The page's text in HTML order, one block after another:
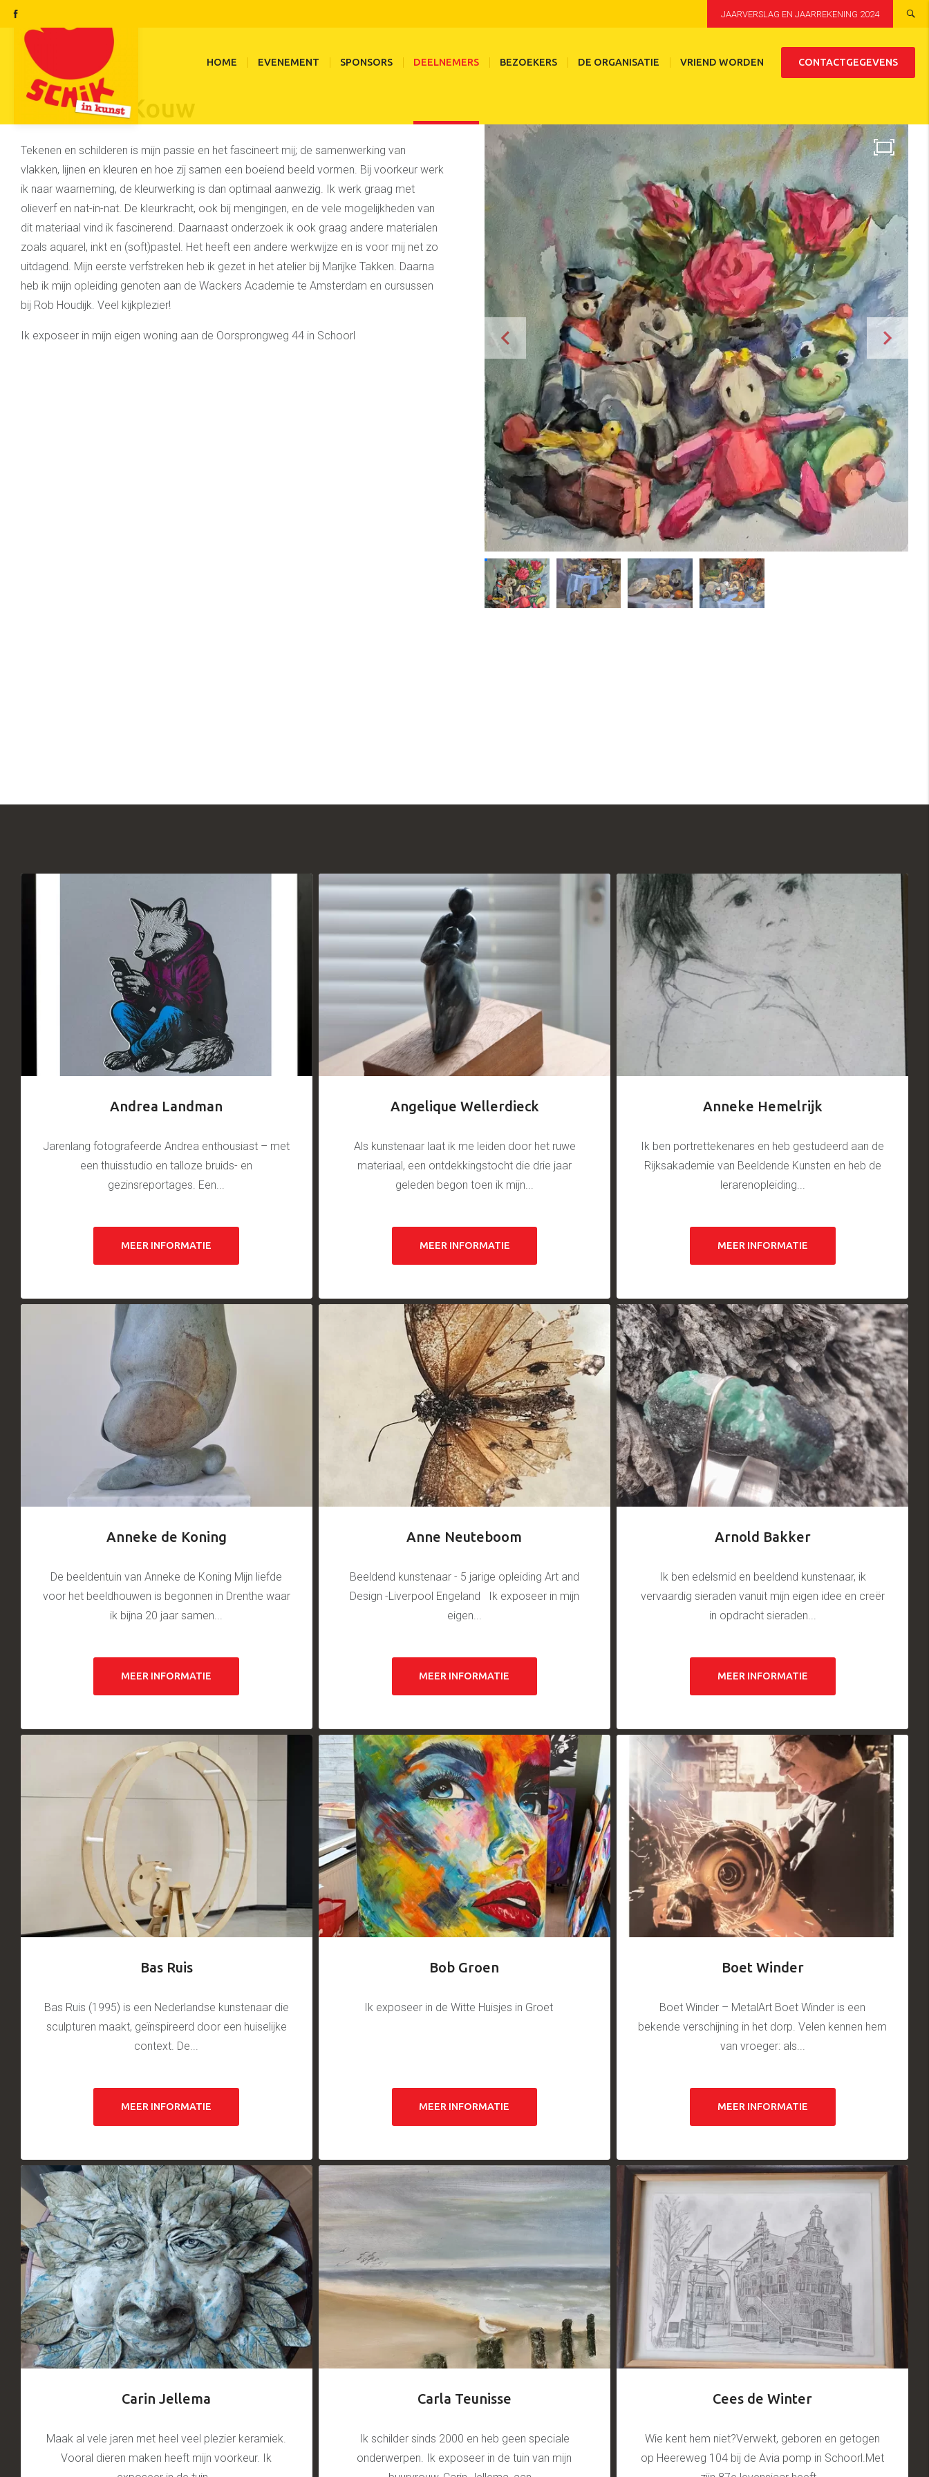
JAARVERSLAG EN JAARREKENING 2024
HOME EVENEMENT SPONSORS DEELNEMERS BEZOEKERS DE ORGANISATIE VRIEND WORDEN CONTACTGEGEVENS
Annelies Kouw
Tekenen en schilderen is mijn passie en het fascineert mij; de samenwerking van
vlakken, lijnen en kleuren en hoe zij samen een boeiend beeld vormen. Bij voorkeur werk
ik naar waarneming, de kleurwerking is dan optimaal aanwezig. Ik werk graag met
olieverf en nat-in-nat. De kleurkracht, ook bij mengingen, en de vele mogelijkheden van
dit materiaal vind ik fascinerend. Daarnaast onderzoek ik ook graag andere materialen
zoals aquarel, inkt en (soft)pastel. Het heeft een andere werkwijze en is voor mij net zo
uitdagend. Mijn eerste verfstreken heb ik gezet in het atelier bij Marijke Takken. Daarna
heb ik mijn opleiding genoten aan de Wackers Academie te Amsterdam en cursussen
bij Rob Houdijk. Veel kijkplezier!
Ik exposeer in mijn eigen woning aan de Oorsprongweg 44 in Schoorl
Andrea Landman
Jarenlang fotografeerde Andrea enthousiast – met
een thuisstudio en talloze bruids- en
gezinsreportages. Een...
MEER INFORMATIE
Angelique Wellerdieck
Als kunstenaar laat ik me leiden door het ruwe
materiaal, een ontdekkingstocht die drie jaar
geleden begon toen ik mijn...
MEER INFORMATIE
Anneke Hemelrijk
Ik ben portrettekenares en heb gestudeerd aan de
Rijksakademie van Beeldende Kunsten en heb de
lerarenopleiding...
MEER INFORMATIE
Anneke de Koning
De beeldentuin van Anneke de Koning Mijn liefde
voor het beeldhouwen is begonnen in Drenthe waar
ik bijna 20 jaar samen...
MEER INFORMATIE
Anne Neuteboom
Beeldend kunstenaar - 5 jarige opleiding Art and
Design -Liverpool Engeland Ik exposeer in mijn
eigen...
MEER INFORMATIE
Arnold Bakker
Ik ben edelsmid en beeldend kunstenaar, ik
vervaardig sieraden vanuit mijn eigen idee en creër
in opdracht sieraden...
MEER INFORMATIE
Bas Ruis
Bas Ruis (1995) is een Nederlandse kunstenaar die
sculpturen maakt, geïnspireerd door een huiselijke
context. De...
MEER INFORMATIE
Bob Groen
Ik exposeer in de Witte Huisjes in Groet
MEER INFORMATIE
Boet Winder
Boet Winder – MetalArt Boet Winder is een
bekende verschijning in het dorp. Velen kennen hem
van vroeger: als...
MEER INFORMATIE
Carin Jellema
Maak al vele jaren met heel veel plezier keramiek.
Vooral dieren maken heeft mijn voorkeur. Ik
Carla Teunisse
Ik schilder sinds 2000 en heb geen speciale
onderwerpen. Ik exposeer in de tuin van mijn
Cees de Winter
Wie kent hem niet?Verwekt, geboren en getogen
op Heereweg 104 bij de Avia pomp in Schoorl.Met